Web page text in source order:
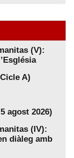
(V):
A)
agost 2026)
(IV):
diàleg amb